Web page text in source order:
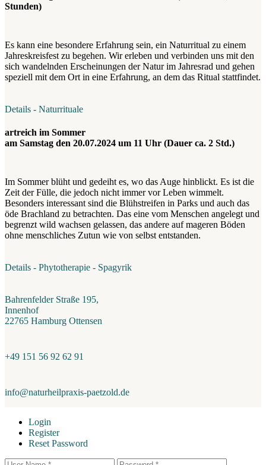
Stunden)
Es kann eine besondere Erfahrung sein, ein Naturritual zu einem
Jahreskreisfest zu begehen. Wir erleben und verbinden uns mit den
sich wandelnden Erscheinungen der Natur im Jahresrad und gehen
speziell mit dem Ort in eine Erfahrung, an dem das Ritual stattfindet.
Details - Naturrituale
artreich im Sommer
am Samstag den 20.07.2024 um 11 Uhr (Dauer ca. 2 Std.)
Im Sommer blüht und gedeiht es, wo das Auge hinblickt. Es ist die
Zeit der Fülle, die jedoch nicht immer vor Leben wimmelt.
Besonders interessant sind die Blühstreifen in Parks und auch das
öde Brachland zu betrachten. Das eine vom Menschen angelegt und
begrenzt wild wachsen gelassen, das andere auf mageren Böden
ohne menschliches Zutun wie von selbst entstanden.
Details - Phytotherapie - Spagyrik
Bahrenfelder Straße 195,
Innenhof
22765 Hamburg Ottensen
+49 151 56 92 62 91
info@naturheilpraxis-paetzold.de
Login
Register
Reset Password